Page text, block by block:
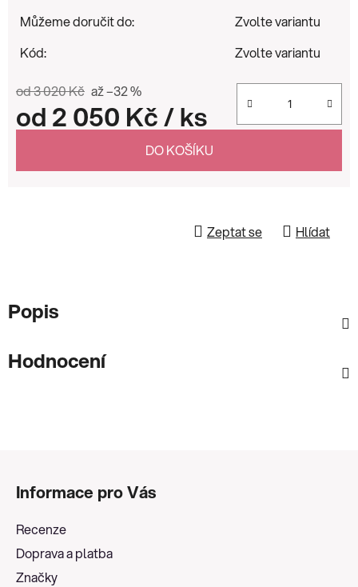
Můžeme doručit do:
Zvolte variantu
Kód:
Zvolte variantu
od 3 020 Kč až –32 %
od2 050 Kč/ ks
DO KOŠÍKU
Zeptat se Hlídat
Popis
Hodnocení
Informace pro Vás
Recenze
Doprava a platba
Značky